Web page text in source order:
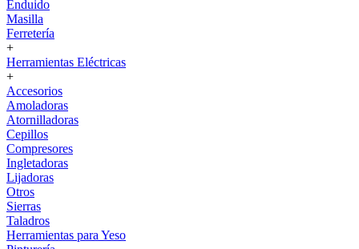
Enduido
Masilla
Ferretería
+
Herramientas Eléctricas
+
Accesorios
Amoladoras
Atornilladoras
Cepillos
Compresores
Ingletadoras
Lijadoras
Otros
Sierras
Taladros
Herramientas para Yeso